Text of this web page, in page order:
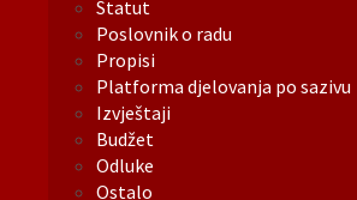
Statut
Poslovnik o radu
Propisi
Platforma djelovanja po sazivu
Izvještaji
Budžet
Odluke
Ostalo